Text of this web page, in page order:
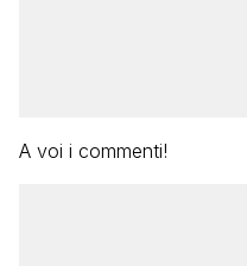
A voi i commenti!